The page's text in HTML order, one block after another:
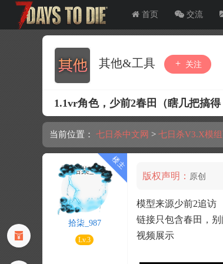
首页 交流
其他&工具 关注
1.1vr角色，少前2春田（瞎几把搞得
当前位置： 七日杀中文网 > 七日杀V3.X模
拾柒_987
Lv.3
版权声明： 原创
模型来源少前2追访
链接只包含春田，别
视频展示